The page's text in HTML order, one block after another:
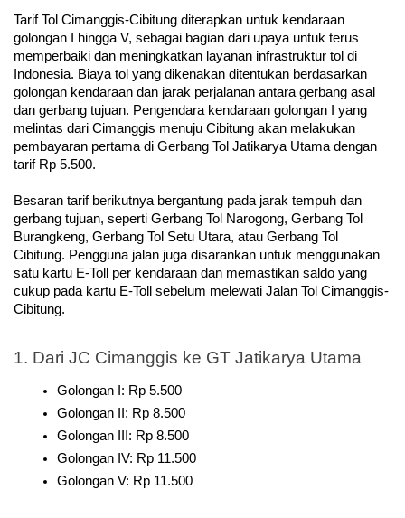
Tarif Tol Cimanggis-Cibitung diterapkan untuk kendaraan
golongan I hingga V, sebagai bagian dari upaya untuk terus
memperbaiki dan meningkatkan layanan infrastruktur tol di
Indonesia. Biaya tol yang dikenakan ditentukan berdasarkan
golongan kendaraan dan jarak perjalanan antara gerbang asal
dan gerbang tujuan. Pengendara kendaraan golongan I yang
melintas dari Cimanggis menuju Cibitung akan melakukan
pembayaran pertama di Gerbang Tol Jatikarya Utama dengan
tarif Rp 5.500.
Besaran tarif berikutnya bergantung pada jarak tempuh dan
gerbang tujuan, seperti Gerbang Tol Narogong, Gerbang Tol
Burangkeng, Gerbang Tol Setu Utara, atau Gerbang Tol
Cibitung. Pengguna jalan juga disarankan untuk menggunakan
satu kartu E-Toll per kendaraan dan memastikan saldo yang
cukup pada kartu E-Toll sebelum melewati Jalan Tol Cimanggis-
Cibitung.
1. Dari JC Cimanggis ke GT Jatikarya Utama
Golongan I: Rp 5.500
Golongan II: Rp 8.500
Golongan III: Rp 8.500
Golongan IV: Rp 11.500
Golongan V: Rp 11.500